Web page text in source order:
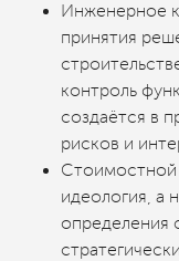
Инженерное
принятия
контроль
создаётся в
рисков и
Стоимостной
идеология, а
определения